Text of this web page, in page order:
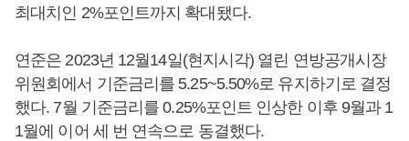
최대치인 2%포인트까지 확대됐다.
연준은 2023년 12월14일(현지시각) 열린 연방공개시장
위원회에서 기준금리를 5.25~5.50%로 유지하기로 결정
했다. 7월 기준금리를 0.25%포인트 인상한 이후 9월과 1
1월에 이어 세 번 연속으로 동결했다.